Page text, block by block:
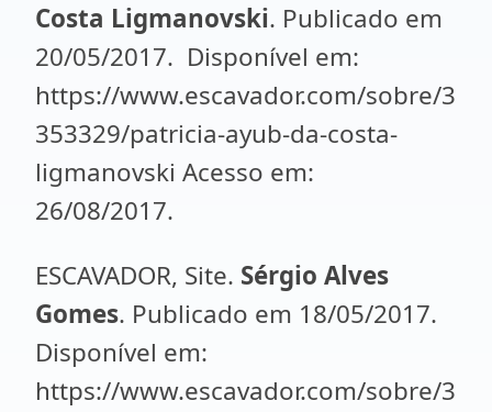
Costa Ligmanovski. Publicado em
20/05/2017. Disponível em:
https://www.escavador.com/sobre/3
353329/patricia-ayub-da-costa-
ligmanovski Acesso em:
26/08/2017.
ESCAVADOR, Site. Sérgio Alves
Gomes. Publicado em 18/05/2017.
Disponível em:
https://www.escavador.com/sobre/3